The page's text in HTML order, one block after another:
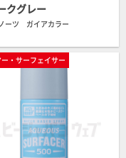
クグレー
ーツ ガイアカラー
・サーフェイサー